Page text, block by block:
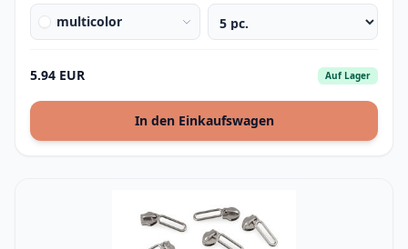
multicolor
5.94 EUR Auf Lager
In den Einkaufswagen